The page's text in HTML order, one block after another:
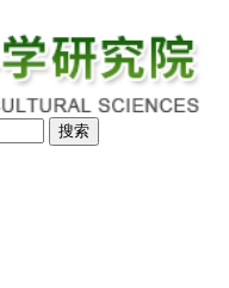
搜索